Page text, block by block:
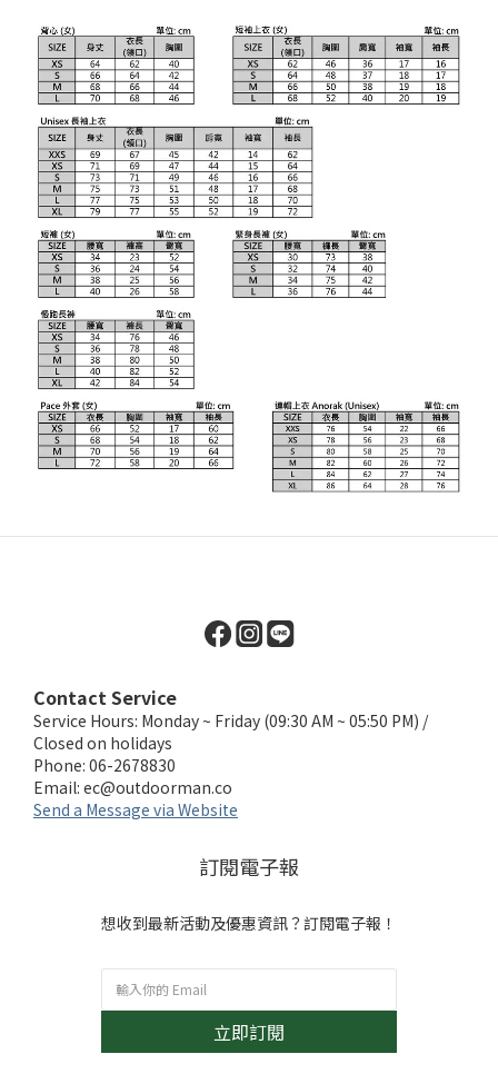
Contact Service
Service Hours: Monday ~ Friday (09:30 AM ~ 05:50 PM) /
Closed on holidays
Phone: 06-2678830
Email: ec@outdoorman.co
Send a Message via Website
訂閱電子報
想收到最新活動及優惠資訊？訂閱電子報！
立即訂閱